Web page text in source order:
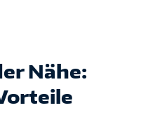
Nähe: